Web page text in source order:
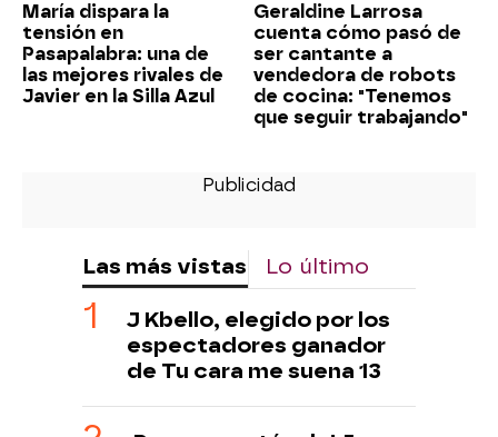
María dispara la
tensión en
Pasapalabra: una de
las mejores rivales de
Javier en la Silla Azul
Geraldine Larrosa
cuenta cómo pasó de
ser cantante a
vendedora de robots
de cocina: "Tenemos
que seguir trabajando"
Las más vistas Lo último
J Kbello, elegido por los
espectadores ganador
de Tu cara me suena 13